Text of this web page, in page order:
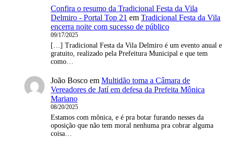
Confira o resumo da Tradicional Festa da Vila
Delmiro - Portal Top 21 em Tradicional Festa da Vila
encerra noite com sucesso de público
09/17/2025
[…] Tradicional Festa da Vila Delmiro é um evento anual e
gratuito, realizado pela Prefeitura Municipal e que tem
como…
João Bosco em Multidão toma a Câmara de
Vereadores de Jatí em defesa da Prefeita Mônica
Mariano
08/20/2025
Estamos com mônica, e é pra botar furando nesses da
oposição que não tem moral nenhuma pra cobrar alguma
coisa…